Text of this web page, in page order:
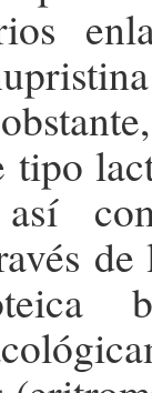
tipo